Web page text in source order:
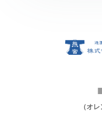
（オ